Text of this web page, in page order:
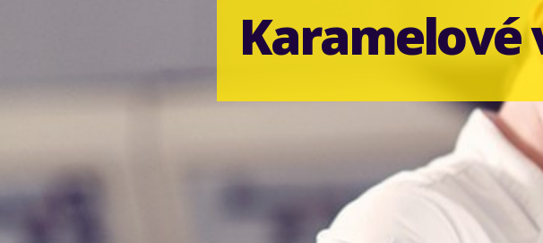
Karamelové